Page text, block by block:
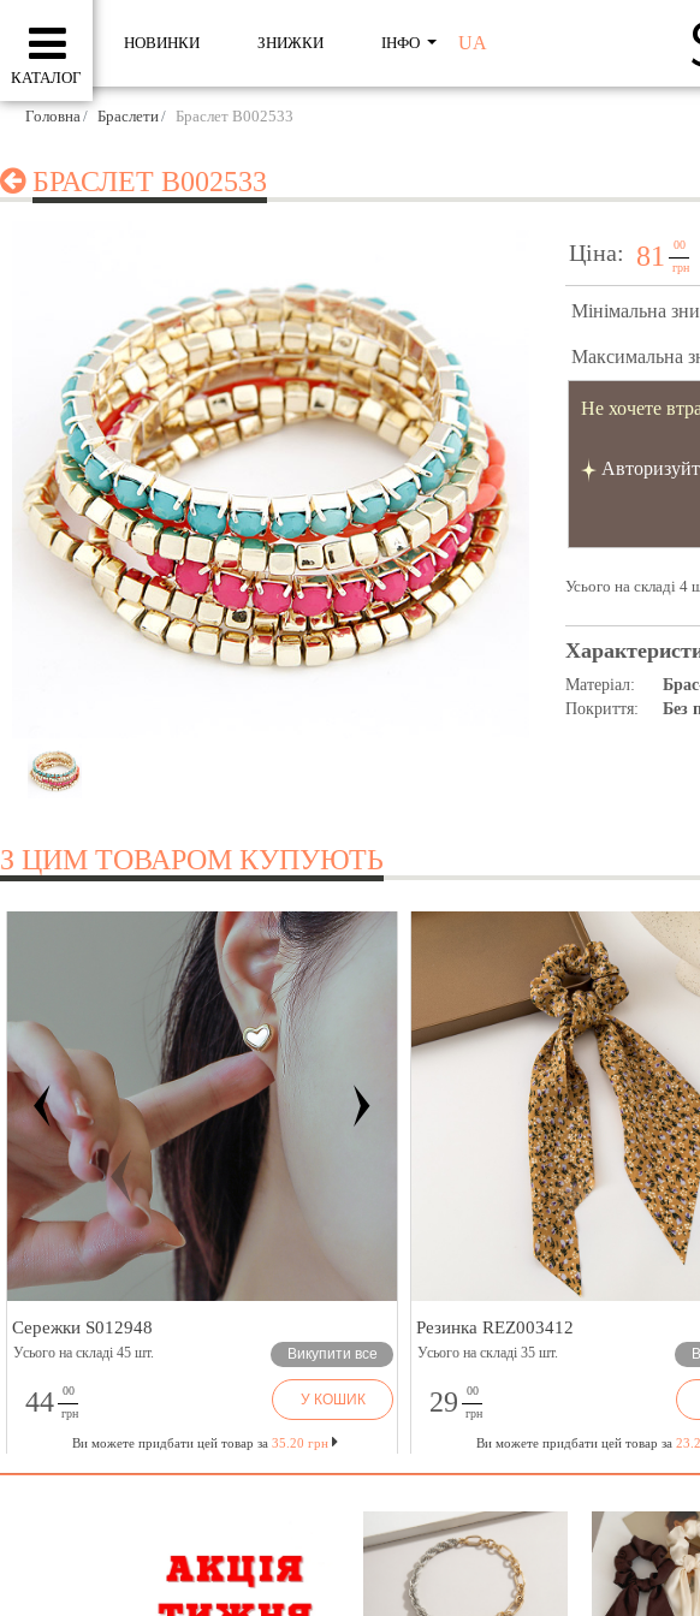
КАТАЛОГ
НОВИНКИ ЗНИЖКИ ІНФО UA
Головна Браслети Браслет B002533
БРАСЛЕТ B002533
Ціна: 81
00
грн
Мінімальна
Максимальна
Не хочете
Усього на складі 4
Матеріал:
Покриття:
Без
З ЦИМ ТОВАРОМ КУПУЮТЬ
Сережки S012948
Усього на складі 45 шт. Викупити все
44
00
грн
У КОШИК
Ви можете придбати цей товар за 35.20 грн
Резинка REZ003412
Усього на складі 35 шт.
29
00
грн
Ви можете придбати цей товар за